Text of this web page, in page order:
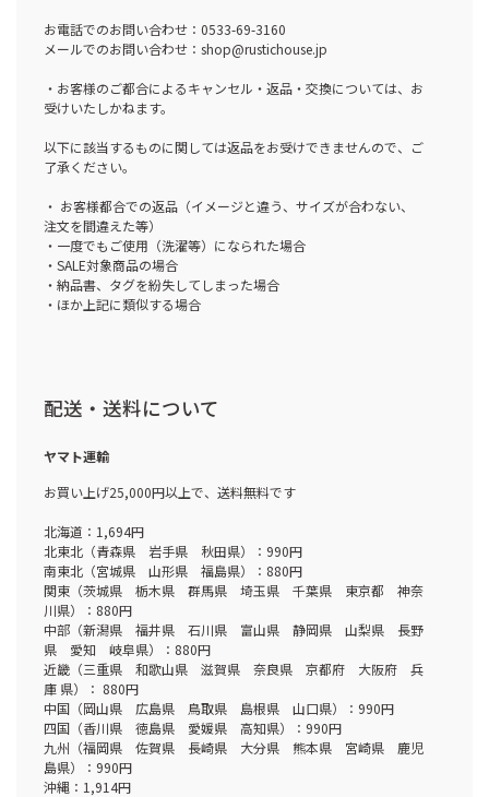
お電話でのお問い合わせ：0533-69-3160
メールでのお問い合わせ：shop@rustichouse.jp
・お客様のご都合によるキャンセル・返品・交換については、お
受けいたしかねます。
以下に該当するものに関しては返品をお受けできませんので、ご
了承ください。
・ お客様都合での返品（イメージと違う、サイズが合わない、
注文を間違えた等）
・一度でもご使用（洗濯等）になられた場合
・SALE対象商品の場合
・納品書、タグを紛失してしまった場合
・ほか上記に類似する場合
配送・送料について
ヤマト運輸
お買い上げ25,000円以上で、送料無料です
北海道：1,694円
北東北（青森県 岩手県 秋田県）：990円
南東北（宮城県 山形県 福島県）：880円
関東（茨城県 栃木県 群馬県 埼玉県 千葉県 東京都 神奈
川県）：880円
中部（新潟県 福井県 石川県 富山県 静岡県 山梨県 長野
県 愛知 岐阜県）：880円
近畿（三重県 和歌山県 滋賀県 奈良県 京都府 大阪府 兵
庫 県）： 880円
中国（岡山県 広島県 鳥取県 島根県 山口県）：990円
四国（香川県 徳島県 愛媛県 高知県）：990円
九州（福岡県 佐賀県 長崎県 大分県 熊本県 宮崎県 鹿児
島県）：990円
沖縄：1,914円